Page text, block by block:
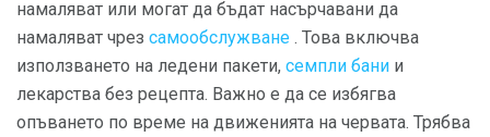
намаляват или могат да бъдат насърчавани да
намаляват чрез самообслужване . Това включва
използването на ледени пакети, семпли бани и
лекарства без рецепта. Важно е да се избягва
опъването по време на движенията на червата. Трябва